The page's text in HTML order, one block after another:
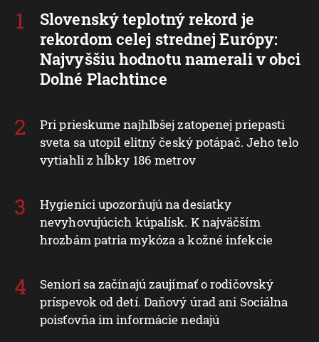
Slovenský teplotný rekord je
rekordom celej strednej Európy:
Najvyššiu hodnotu namerali v obci
Dolné Plachtince
Pri prieskume najhlbšej zatopenej priepasti
sveta sa utopil elitný český potápač. Jeho telo
vytiahli z hĺbky 186 metrov
Hygienici upozorňujú na desiatky
nevyhovujúcich kúpalísk. K najväčším
hrozbám patria mykóza a kožné infekcie
Seniori sa začínajú zaujímať o rodičovský
príspevok od detí. Daňový úrad ani Sociálna
poisťovňa im informácie nedajú